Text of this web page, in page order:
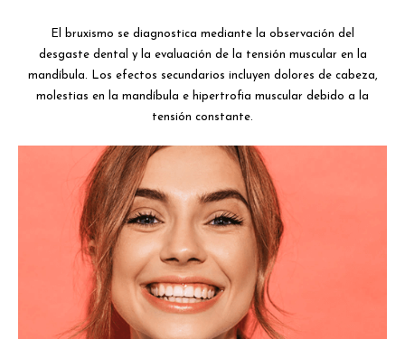
El bruxismo se diagnostica mediante la observación del
desgaste dental y la evaluación de la tensión muscular en la
mandíbula. Los efectos secundarios incluyen dolores de cabeza,
molestias en la mandíbula e hipertrofia muscular debido a la
tensión constante.